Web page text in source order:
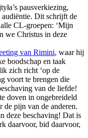
pausverkiezing,
Dit schrijft de
CL-groepen: ‘Mijn
we Christus in deze
van Rimini, waar hij
boodschap en taak
zich richt ‘op de
voort te brengen die
van de liefde!
doven in ongebreideld
de pijn van de anderen.
deze beschaving! Dat is
daarvoor, bid daarvoor,